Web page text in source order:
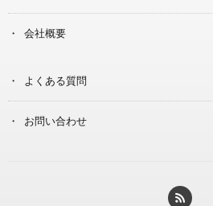
会社概要
よくある質問
お問い合わせ